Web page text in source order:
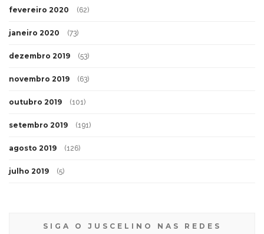
fevereiro 2020 (62)
janeiro 2020 (73)
dezembro 2019 (53)
novembro 2019 (63)
outubro 2019 (101)
setembro 2019 (191)
agosto 2019 (126)
julho 2019 (5)
SIGA O JUSCELINO NAS REDES